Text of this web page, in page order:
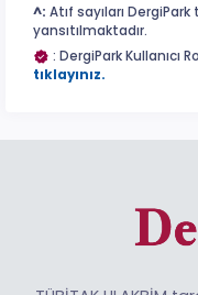
^: Atıf sayıları
yansıtılmaktadır.
: DergiPark Kullanıcı
tıklayınız.